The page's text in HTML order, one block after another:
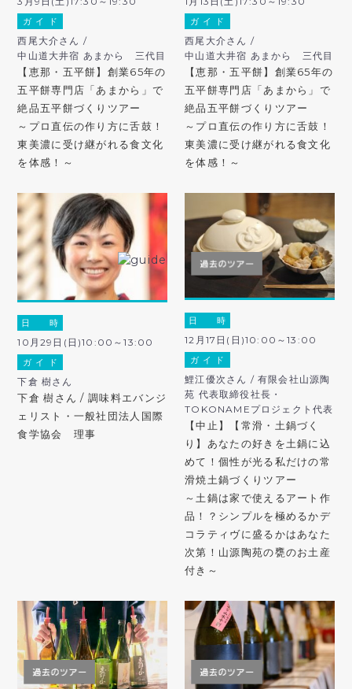
ガ イ ド
西尾大介さん /
中山道大井宿 あまから 三代目
【恵那・五平餅】創業65年の
五平餅専門店「あまから」で
絶品五平餅づくりツアー
～プロ直伝の作り方に舌鼓！
東美濃に受け継がれる食文化
を体感！～
ガ イ ド
西尾大介さん /
中山道大井宿 あまから 三代目
【恵那・五平餅】創業65年の
五平餅専門店「あまから」で
絶品五平餅づくりツアー
～プロ直伝の作り方に舌鼓！
東美濃に受け継がれる食文化
を体感！～
日 時
10月29日(日)10:00～13:00
ガ イ ド
下倉 樹さん
下倉 樹さん / 調味料エバンジ
ェリスト・一般社団法人国際
食学協会 理事
日 時
12月17日(日)10:00～13:00
ガ イ ド
鯉江優次さん / 有限会社山源陶
苑 代表取締役社長・
TOKONAMEプロジェクト代表
【中止】【常滑・土鍋づく
り】あなたの好きを土鍋に込
めて！個性が光る私だけの常
滑焼土鍋づくりツアー
～土鍋は家で使えるアート作
品！？シンプルを極めるかデ
コラティヴに盛るかはあなた
次第！山源陶苑の甕のお土産
付き～